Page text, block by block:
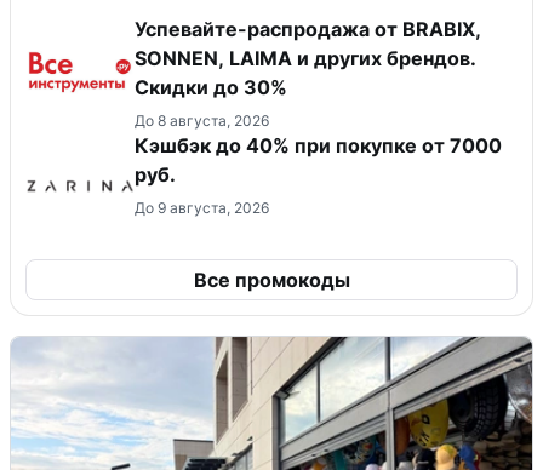
Успевайте-распродажа от BRABIX,
SONNEN, LAIMA и других брендов.
Скидки до 30%
До 8 августа, 2026
Кэшбэк до 40% при покупке от 7000
руб.
До 9 августа, 2026
Все промокоды